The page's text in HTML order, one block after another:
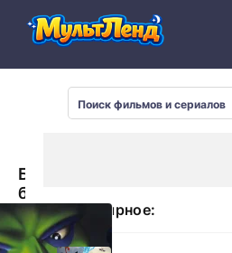
Бэтмен
будущего:
Возвращение
Джокера
Популярное: